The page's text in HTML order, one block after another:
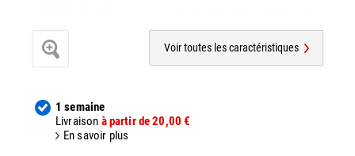
Voir toutes les caractéristiques
1 semaine
Livraison à partir de 20,00 €
En savoir plus